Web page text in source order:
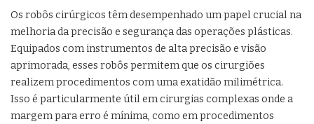
Os robôs cirúrgicos têm desempenhado um papel crucial na
melhoria da precisão e segurança das operações plásticas.
Equipados com instrumentos de alta precisão e visão
aprimorada, esses robôs permitem que os cirurgiões
realizem procedimentos com uma exatidão milimétrica.
Isso é particularmente útil em cirurgias complexas onde a
margem para erro é mínima, como em procedimentos